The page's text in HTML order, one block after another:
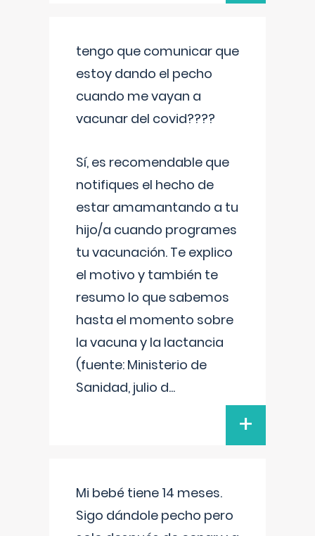
tengo que comunicar que
estoy dando el pecho
cuando me vayan a
vacunar del covid????
Sí, es recomendable que
notifiques el hecho de
estar amamantando a tu
hijo/a cuando programes
tu vacunación. Te explico
el motivo y también te
resumo lo que sabemos
hasta el momento sobre
la vacuna y la lactancia
(fuente: Ministerio de
Sanidad, julio d...
+
Mi bebé tiene 14 meses.
Sigo dándole pecho pero